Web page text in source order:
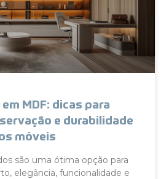
MDF: dicas para
e durabilidade
móveis
são uma ótima opção para
elegância, funcionalidade e